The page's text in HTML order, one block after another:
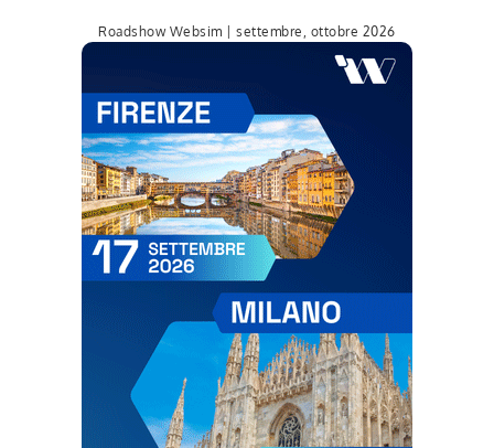
Roadshow Websim | settembre, ottobre 2026